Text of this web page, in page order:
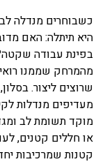
כשבוחרים מנדלה
היא תיתלה: האם
בפינת עבודה
מהמרחק שממנו
שרוצים ליצור.
מעדיפים מנדלות
מוקד תשומת לב
או חללים קטנים,
קטנות שמרכיבות